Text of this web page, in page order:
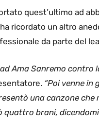
quest’ultimo ad
ricordato un altro
da parte del
Ama Sanremo
“Poi venne in
una canzone che
quattro brani,